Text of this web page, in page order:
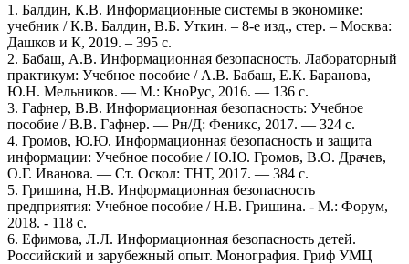
1. Балдин, К.В. Информационные системы в экономике:
учебник / К.В. Балдин, В.Б. Уткин. – 8-е изд., стер. – Москва:
Дашков и К, 2019. – 395 с.
2. Бабаш, А.В. Информационная безопасность. Лабораторный
практикум: Учебное пособие / А.В. Бабаш, Е.К. Баранова,
Ю.Н. Мельников. — М.: КноРус, 2016. — 136 c.
3. Гафнер, В.В. Информационная безопасность: Учебное
пособие / В.В. Гафнер. — Рн/Д: Феникс, 2017. — 324 c.
4. Громов, Ю.Ю. Информационная безопасность и защита
информации: Учебное пособие / Ю.Ю. Громов, В.О. Драчев,
О.Г. Иванова. — Ст. Оскол: ТНТ, 2017. — 384 c.
5. Гришина, Н.В. Информационная безопасность
предприятия: Учебное пособие / Н.В. Гришина. - М.: Форум,
2018. - 118 c.
6. Ефимова, Л.Л. Информационная безопасность детей.
Российский и зарубежный опыт. Монография. Гриф УМЦ